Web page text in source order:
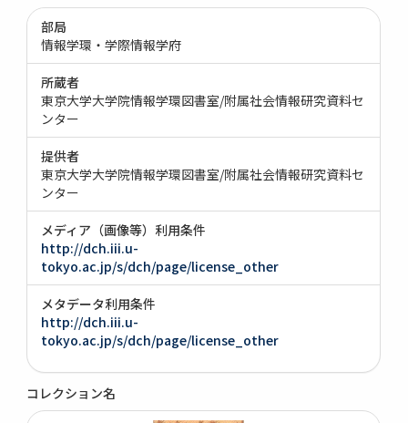
部局
情報学環・学際情報学府
所蔵者
東京大学大学院情報学環図書室/附属社会情報研究資料セ
ンター
提供者
東京大学大学院情報学環図書室/附属社会情報研究資料セ
ンター
メディア（画像等）利用条件
http://dch.iii.u-
tokyo.ac.jp/s/dch/page/license_other
メタデータ利用条件
http://dch.iii.u-
tokyo.ac.jp/s/dch/page/license_other
コレクション名